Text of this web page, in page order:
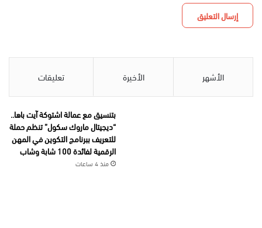
الأشهر الأخيرة تعليقات
بتنسيق مع عمالة اشتوكة آيت باها..
“ديجيتال ماروك سكول” تنظم حملة
للتعريف ببرنامج التكوين في المهن
الرقمية لفائدة 100 شابة وشاب
منذ 4 ساعات